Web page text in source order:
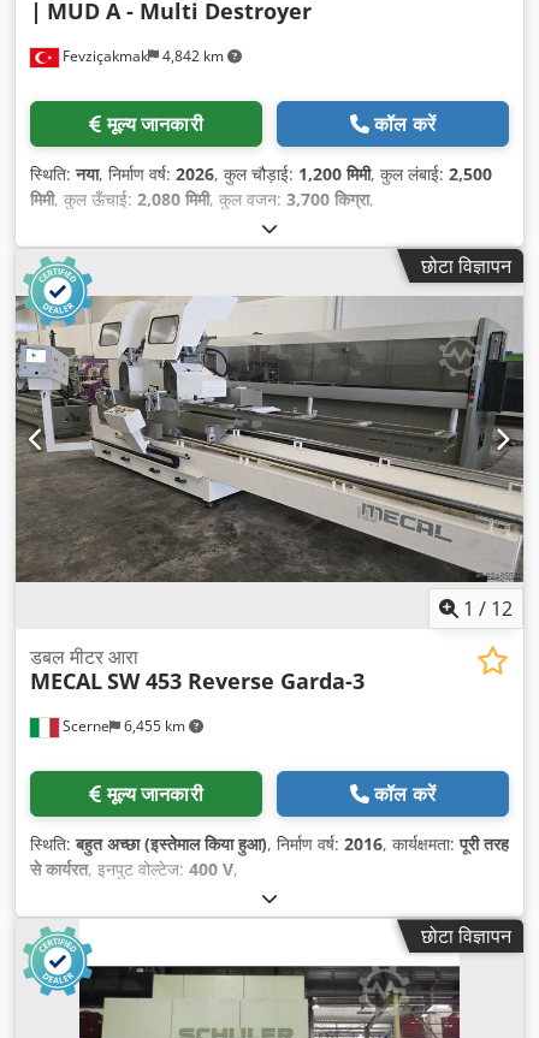
Fevziçakmak 4,842 km
| MUD A - Multi Destroyer
मूल्य जानकारी कॉल करें
स्थिति:नया, निर्माण वर्ष: 2026, कुल चौड़ाई: 1,200 मिमी, कुल लंबाई: 2,500
मिमी, कुल ऊँचाई: 2,080 मिमी, कुल वजन: 3,700 किग्रा,
छोटा विज्ञापन
1 / 12
Scerne 6,455 km
डबल मीटर आरा
MECALSW 453 Reverse Garda-3
मूल्य जानकारी कॉल करें
स्थिति:बहुत अच्छा (इस्तेमाल किया हुआ), निर्माण वर्ष: 2016, कार्यक्षमता:पूरी तरह
से कार्यरत, इनपुट वोल्टेज: 400 V,
छोटा विज्ञापन